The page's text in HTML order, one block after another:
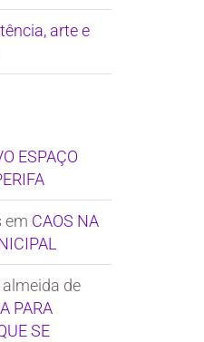
arte e
ESPAÇO
em CAOS NA
de
PARA
SE